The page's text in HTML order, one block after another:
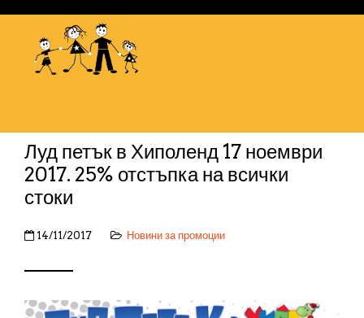
Луд петък в Хиполенд 17 ноември
2017. 25% отстъпка на всички
стоки
14/11/2017 Новини за промоции